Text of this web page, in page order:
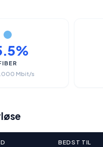
Mbit/s
BEDST TIL